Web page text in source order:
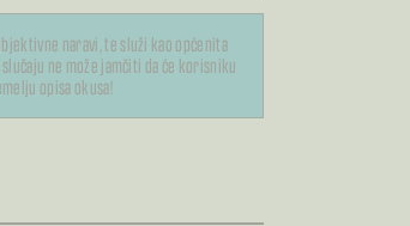
naravi, te služi kao općenita
ne može jamčiti da će korisniku
opisa okusa!